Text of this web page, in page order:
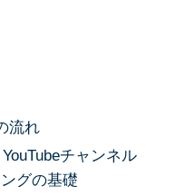
流れ
チャンネル
グの基礎